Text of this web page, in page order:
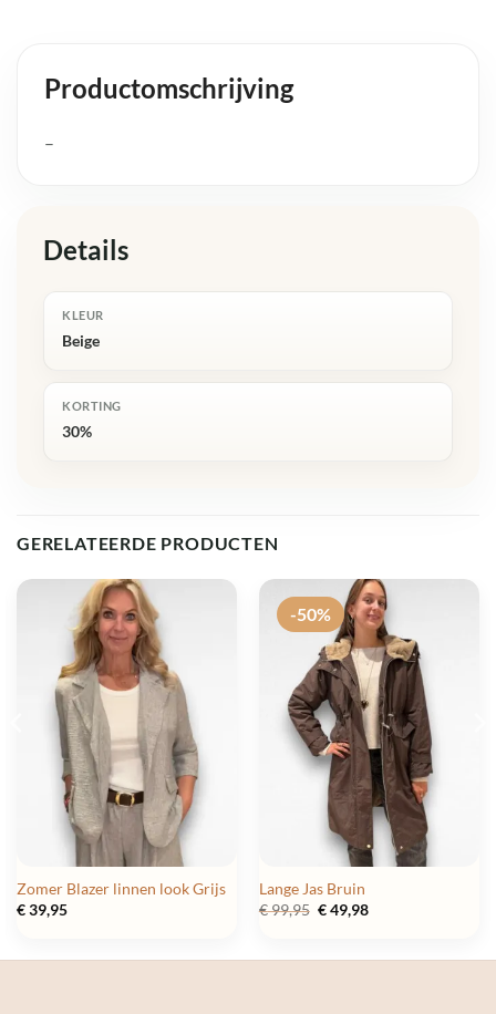
Productomschrijving
–
Details
KLEUR
Beige
KORTING
30%
GERELATEERDE PRODUCTEN
Zomer Blazer linnen look Grijs
€39,95
-50%
Lange Jas Bruin
€99,95 Oorspronkelijke
€49,98Huidige